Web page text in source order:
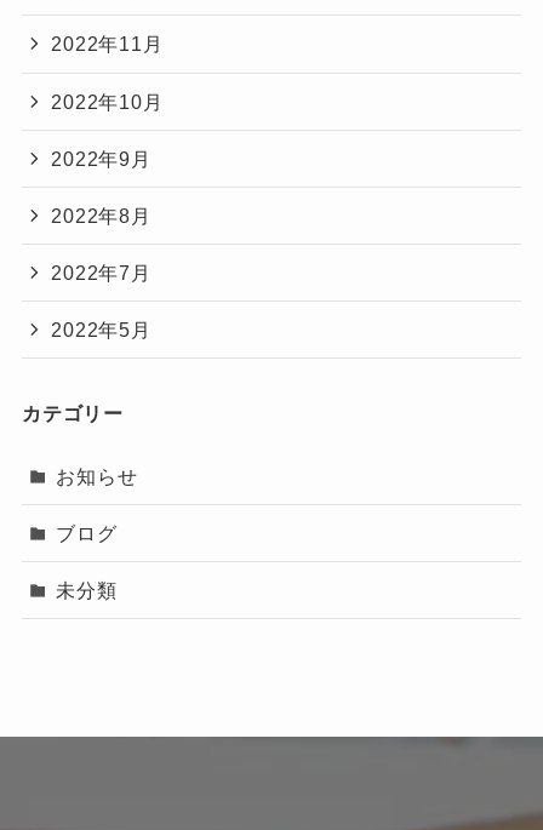
2022年11月
2022年10月
2022年9月
2022年8月
2022年7月
2022年5月
カテゴリー
お知らせ
ブログ
未分類